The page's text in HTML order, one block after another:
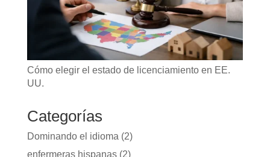
Cómo elegir el estado de licenciamiento en EE.
UU.
Categorías
Dominando el idioma (2)
enfermeras hispanas(2)